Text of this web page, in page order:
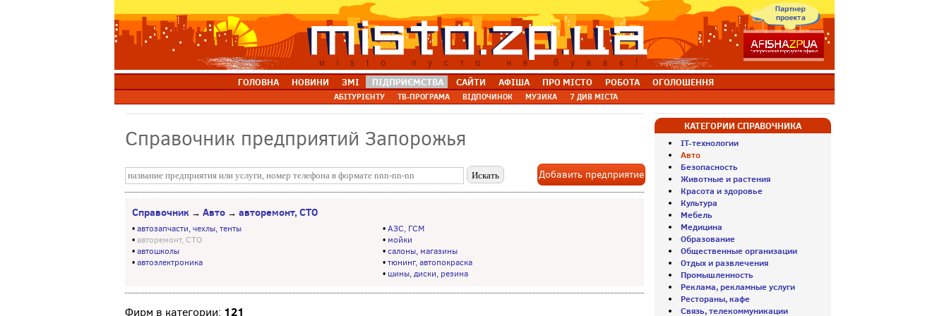
ГОЛОВНА НОВИНИ ЗМІ ПІДПРИЄМСТВА САЙТИ АФІША ПРО МІСТО РОБОТА ОГОЛОШЕННЯ
АБІТУРІЄНТУ ТВ-ПРОГРАМА ВІДПОЧИНОК МУЗИКА 7 ДИВ МІСТА
Справочник предприятий Запорожья
Добавить предприятие
Справочник → Авто → авторемонт, СТО
•автозапчасти, чехлы, тенты
• авторемонт, СТО
•автошколы
•автоэлектроника
•АЗС, ГСМ
• мойки
•салоны, магазины
•тюнинг, автопокраска
• шины, диски, резина
Фирм в категории: 121
КАТЕГОРИИ СПРАВОЧНИКА
IT-технологии
Авто
Безопасность
Животные и растения
Красота и здоровье
Культура
Мебель
Медицина
Образование
Общественные организации
Отдых и развлечения
Промышленность
Реклама, рекламные услуги
Рестораны, кафе
Связь, телекоммуникации